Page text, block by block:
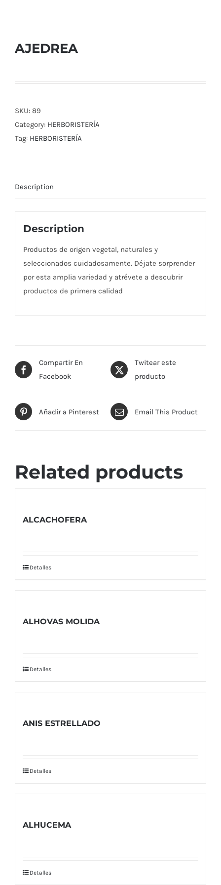
AJEDREA
SKU: 89
Category: HERBORISTERÍA
Tag: HERBORISTERÍA
Description
Description
Productos de origen vegetal, naturales y
seleccionados cuidadosamente. Déjate sorprender
por esta amplia variedad y atrévete a descubrir
productos de primera calidad
Compartir En
Facebook
Twitear este
producto
Añadir a Pinterest Email This Product
Related products
ALCACHOFERA
Detalles
ALHOVAS MOLIDA
Detalles
ANIS ESTRELLADO
Detalles
ALHUCEMA
Detalles